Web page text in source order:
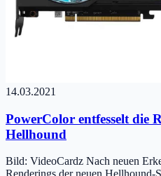
14.03.2021
PowerColor entfesselt die
Hellhound
Bild: VideoCardz Nach neuen